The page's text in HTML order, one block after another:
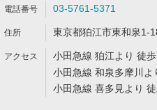
03-5761-5371
東京都狛江市東和泉1-
小田急線 狛江より 徒
小田急線 和泉多摩川よ
小田急線 喜多見より